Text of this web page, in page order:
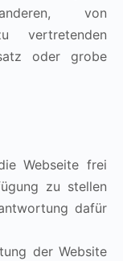
von
vertretenden
oder grobe
Webseite frei
zu stellen
dafür
der Website